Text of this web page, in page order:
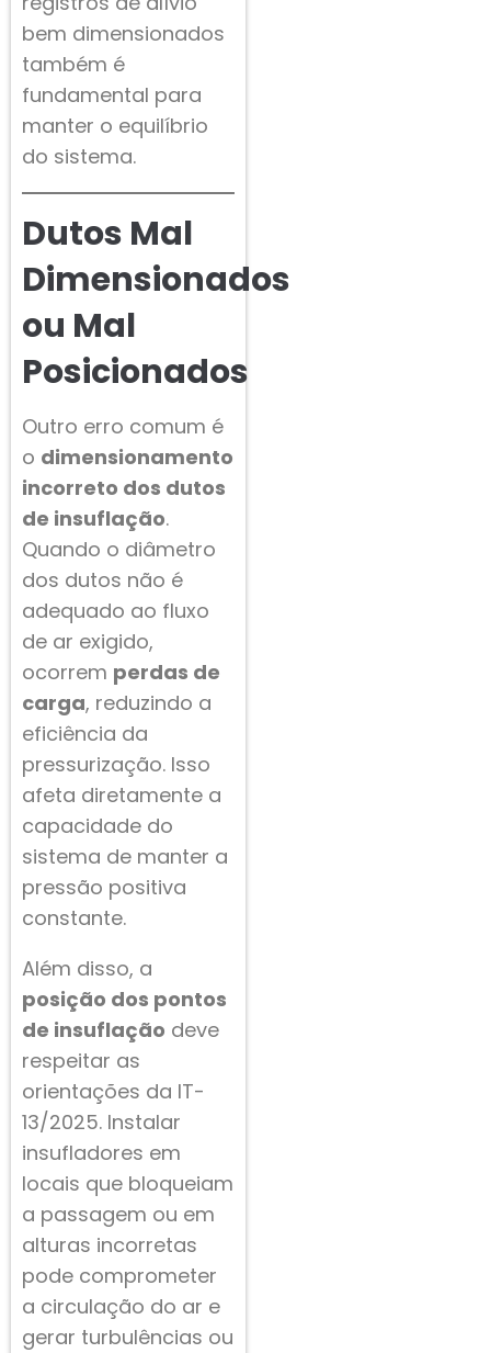
bem dimensionados
também é
fundamental para
manter o equilíbrio
do sistema.
Dutos Mal
Dimensionados
ou Mal
Posicionados
Outro erro comum é
o dimensionamento
incorreto dos dutos
de insuflação.
Quando o diâmetro
dos dutos não é
adequado ao fluxo
de ar exigido,
ocorrem perdas de
carga, reduzindo a
eficiência da
pressurização. Isso
afeta diretamente a
capacidade do
sistema de manter a
pressão positiva
constante.
Além disso, a
posição dos pontos
de insuflação deve
respeitar as
orientações da IT-
13/2025. Instalar
insufladores em
locais que bloqueiam
a passagem ou em
alturas incorretas
pode comprometer
a circulação do ar e
gerar turbulências ou